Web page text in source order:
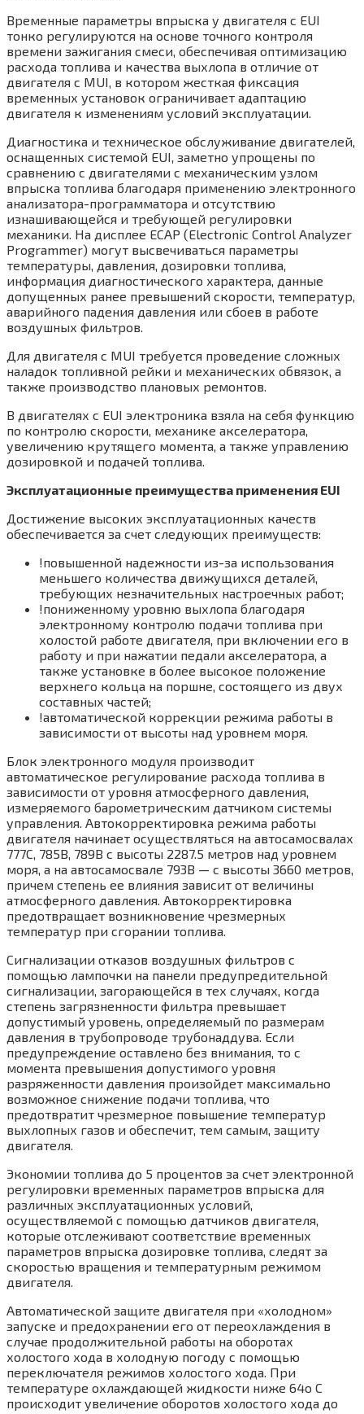
Временные параметры впрыска у двигателя с EUI
тонко регулируются на основе точного контроля
времени зажигания смеси, обеспечивая оптимизацию
расхода топлива и качества выхлопа в отличие от
двигателя с MUI, в котором жесткая фиксация
временных установок ограничивает адаптацию
двигателя к изменениям условий эксплуатации.
Диагностика и техническое обслуживание двигателей,
оснащенных системой EUI, заметно упрощены по
сравнению с двигателями с механическим узлом
впрыска топлива благодаря применению электронного
анализатора-программатора и отсутствию
изнашивающейся и требующей регулировки
механики. На дисплее ЕСАР (Electronic Control Analyzer
Programmer) могут высвечиваться параметры
температуры, давления, дозировки топлива,
информация диагностического характера, данные
допущенных ранее превышений скорости, температур,
аварийного падения давления или сбоев в работе
воздушных фильтров.
Для двигателя с MUI требуется проведение сложных
наладок топливной рейки и механических обвязок, а
также производство плановых ремонтов.
В двигателях с EUI электроника взяла на себя функцию
по контролю скорости, механике акселератора,
увеличению крутящего момента, а также управлению
дозировкой и подачей топлива.
Эксплуатационные преимущества применения EUI
Достижение высоких эксплуатационных качеств
обеспечивается за счет следующих преимуществ:
!повышенной надежности из-за использования
меньшего количества движущихся деталей,
требующих незначительных настроечных работ;
!пониженному уровню выхлопа благодаря
электронному контролю подачи топлива при
холостой работе двигателя, при включении его в
работу и при нажатии педали акселератора, а
также установке в более высокое положение
верхнего кольца на поршне, состоящего из двух
составных частей;
!автоматической коррекции режима работы в
зависимости от высоты над уровнем моря.
Блок электронного модуля производит
автоматическое регулирование расхода топлива в
зависимости от уровня атмосферного давления,
измеряемого барометрическим датчиком системы
управления. Автокорректировка режима работы
двигателя начинает осуществляться на автосамосвалах
777С, 785В, 789В с высоты 2287.5 метров над уровнем
моря, а на автосамосвале 793В — с высоты 3660 метров,
причем степень ее влияния зависит от величины
атмосферного давления. Автокорректировка
предотвращает возникновение чрезмерных
температур при сгорании топлива.
Сигнализации отказов воздушных фильтров с
помощью лампочки на панели предупредительной
сигнализации, загорающейся в тех случаях, когда
степень загрязненности фильтра превышает
допустимый уровень, определяемый по размерам
давления в трубопроводе трубонаддува. Если
предупреждение оставлено без внимания, то с
момента превышения допустимого уровня
разряженности давления произойдет максимально
возможное снижение подачи топлива, что
предотвратит чрезмерное повышение температур
выхлопных газов и обеспечит, тем самым, защиту
двигателя.
Экономии топлива до 5 процентов за счет электронной
регулировки временных параметров впрыска для
различных эксплуатационных условий,
осуществляемой с помощью датчиков двигателя,
которые отслеживают соответствие временных
параметров впрыска дозировке топлива, следят за
скоростью вращения и температурным режимом
двигателя.
Автоматической защите двигателя при «холодном»
запуске и предохранении его от переохлаждения в
случае продолжительной работы на оборотах
холостого хода в холодную погоду с помощью
переключателя режимов холостого хода. При
температуре охлаждающей жидкости ниже 64o С
происходит увеличение оборотов холостого хода до